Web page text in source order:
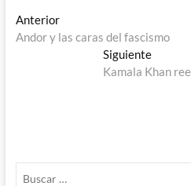
Navegación
de
AnteriorEntrada
anterior:
Andor y las caras del fascismo
SiguienteEntrada
Kamala Khan